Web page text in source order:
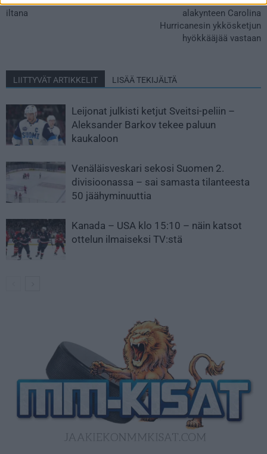
iltana
alakynteen Carolina
Hurricanesin ykkösketjun
hyökkääjää vastaan
LIITTYVÄT ARTIKKELIT LISÄÄ TEKIJÄLTÄ
Leijonat julkisti ketjut Sveitsi-peliin –
Aleksander Barkov tekee paluun
kaukaloon
Venäläisveskari sekosi Suomen 2.
divisioonassa – sai samasta tilanteesta
50 jäähyminuuttia
Kanada – USA klo 15:10 – näin katsot
ottelun ilmaiseksi TV:stä